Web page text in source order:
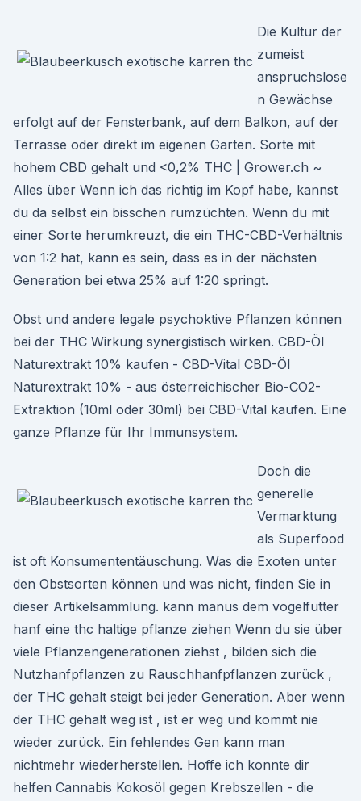
Die Kultur der
zumeist
anspruchslose
n Gewächse
erfolgt auf der Fensterbank, auf dem Balkon, auf der
Terrasse oder direkt im eigenen Garten. Sorte mit
hohem CBD gehalt und <0,2% THC | Grower.ch ~
Alles über Wenn ich das richtig im Kopf habe, kannst
du da selbst ein bisschen rumzüchten. Wenn du mit
einer Sorte herumkreuzt, die ein THC-CBD-Verhältnis
von 1:2 hat, kann es sein, dass es in der nächsten
Generation bei etwa 25% auf 1:20 springt.
Obst und andere legale psychoktive Pflanzen können
bei der THC Wirkung synergistisch wirken. CBD-Öl
Naturextrakt 10% kaufen - CBD-Vital CBD-Öl
Naturextrakt 10% - aus österreichischer Bio-CO2-
Extraktion (10ml oder 30ml) bei CBD-Vital kaufen. Eine
ganze Pflanze für Ihr Immunsystem.
Doch die
generelle
Vermarktung
als Superfood
ist oft Konsumententäuschung. Was die Exoten unter
den Obstsorten können und was nicht, finden Sie in
dieser Artikelsammlung. kann manus dem vogelfutter
hanf eine thc haltige pflanze ziehen Wenn du sie über
viele Pflanzengenerationen ziehst , bilden sich die
Nutzhanfpflanzen zu Rauschhanfpflanzen zurück ,
der THC gehalt steigt bei jeder Generation. Aber wenn
der THC gehalt weg ist , ist er weg und kommt nie
wieder zurück. Ein fehlendes Gen kann man
nichtmehr wiederherstellen. Hoffe ich konnte dir
helfen Cannabis Kokosöl gegen Krebszellen - die